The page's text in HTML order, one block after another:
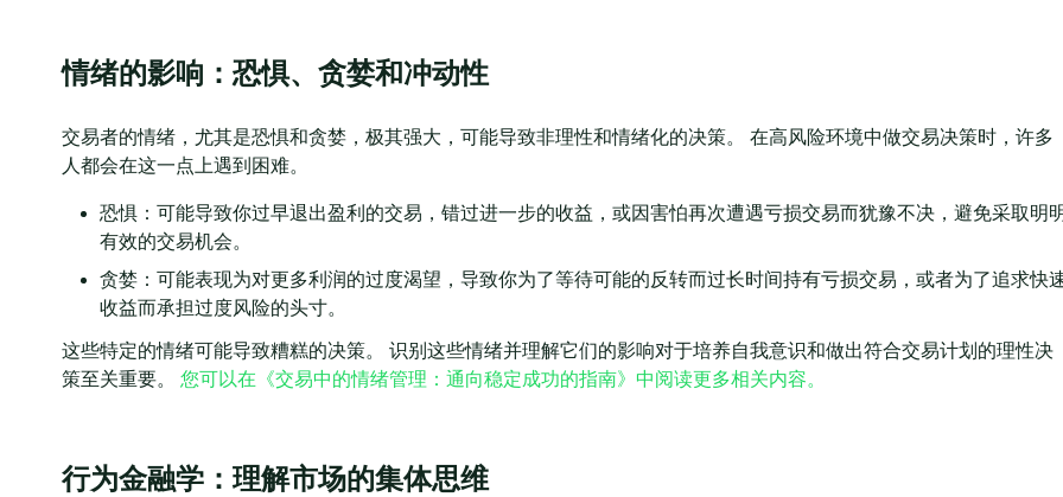
情绪的影响：恐惧、贪婪和冲动性
交易者的情绪，尤其是恐惧和贪婪，极其强大，可能导致非理性和情绪化的决策。 在高风险环境中做交易决策时，许多
人都会在这一点上遇到困难。
恐惧：可能导致你过早退出盈利的交易，错过进一步的收益，或因害怕再次遭遇亏损交易而犹豫不决，避免采取明
有效的交易机会。
贪婪：可能表现为对更多利润的过度渴望，导致你为了等待可能的反转而过长时间持有亏损交易，或者为了追求快
收益而承担过度风险的头寸。
这些特定的情绪可能导致糟糕的决策。 识别这些情绪并理解它们的影响对于培养自我意识和做出符合交易计划的理性决
策至关重要。 您可以在《交易中的情绪管理：通向稳定成功的指南》中阅读更多相关内容。
行为金融学：理解市场的集体思维